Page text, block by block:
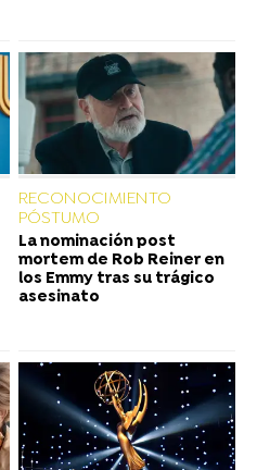
RECONOCIMIENTO
PÓSTUMO
La nominación post
mortem de Rob Reiner en
los Emmy tras su trágico
asesinato